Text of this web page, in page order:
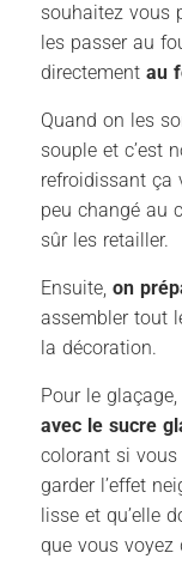
souhaitez vous
les passer au
directement au
Quand on les
souple et c’est
refroidissant ça
peu changé au
sûr les retailler.
Ensuite, on
assembler tout
la décoration.
Pour le
avec le sucre
colorant si
garder l’effet
lisse et qu’elle
que vous voyez